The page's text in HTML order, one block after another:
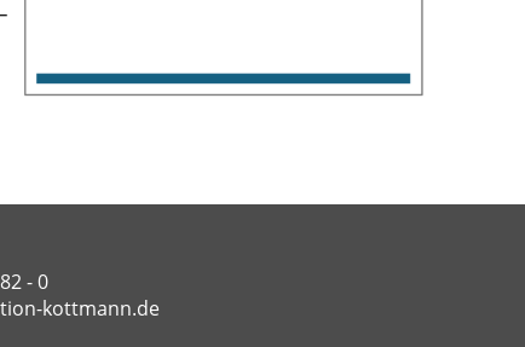
- 0
kottmann.de